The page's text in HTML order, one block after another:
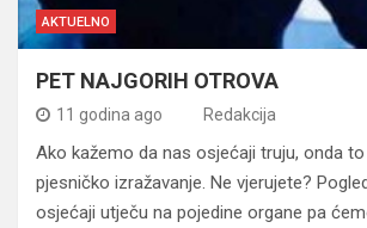
AKTUELNO
PET NAJGORIH OTROVA
11 godina ago Redakcija
Ako kažemo da nas osjećaji truju, onda
pjesničko izražavanje. Ne vjerujete?
osjećaji utječu na pojedine organe pa